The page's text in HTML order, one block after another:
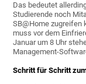
Das bedeutet
Studierende noch
SB@Home zugreifen
muss vor dem
Januar um 8 Uhr
Management-
Schritt für Schritt